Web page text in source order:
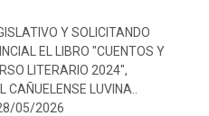
Y SOLICITANDO
EL LIBRO "CUENTOS Y
LITERARIO 2024",
LUVINA..
05/2026